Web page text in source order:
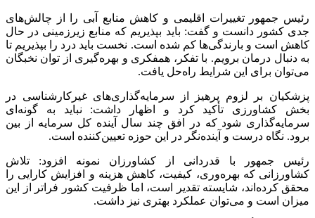
رئیس جمهور تغییرات اقلیمی و کاهش منابع آبی را از چالش‌های
جدی کشور دانست و گفت: باید بپذیریم که منابع زیرزمینی در حال
کاهش است و بارندگی‌ها کم شده است. نخست باید درد را بپذیریم تا
به دنبال درمان برویم. با تفکر، همفکری و بهره‌گیری از توان نخبگان
می‌توان برای این شرایط راه‌حل یافت.
پزشکیان بر لزوم پرهیز از سرمایه‌گذاری‌های غیرکارشناسی در
بخش کشاورزی تأکید کرد و اظهار داشت: نباید به گونه‌ای
سرمایه‌گذاری شود که در افق چند سال آینده کل سرمایه از بین
برود. نگاه درست و آینده‌نگر در این حوزه تعیین‌کننده است.
رئیس جمهور با قدردانی از کشاورزان نمونه افزود: تلاش
کشاورزانی که بهره‌وری، کیفیت، کاهش هزینه و افزایش کارایی را
محقق کرده‌اند، شایسته تقدیر است، اما ظرفیت کشور فراتر از این
میزان است و می‌توان عملکرد بهتری نیز داشت.